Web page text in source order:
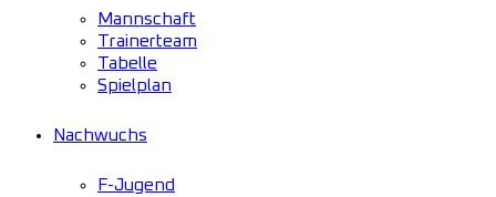
Mannschaft
Trainerteam
Tabelle
Spielplan
Nachwuchs
F-Jugend